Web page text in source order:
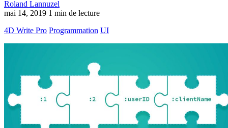
Roland Lannuzel
mai 14, 2019 1 min de lecture
4D Write Pro Programmation UI